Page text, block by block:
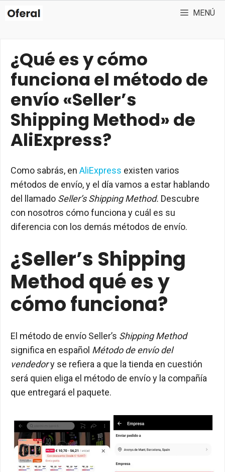
Saltar
MENÚ
¿Qué es y cómo
funciona el método de
envío «Seller’s
Shipping Method» de
AliExpress?
Como sabrás, en AliExpress existen varios
métodos de envío, y el día vamos a estar hablando
del llamado Seller’s Shipping Method. Descubre
con nosotros cómo funciona y cuál es su
diferencia con los demás métodos de envío.
¿Seller’s Shipping
Method qué es y
cómo funciona?
El método de envío Seller’s Shipping Method
significa en español Método de envío del
vendedory se refiera a que la tienda en cuestión
será quien eliga el método de envío y la compañía
que entregará el paquete.